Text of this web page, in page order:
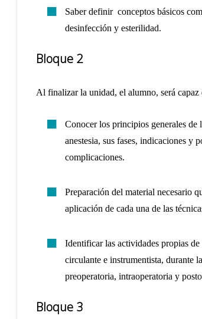
Saber definir conceptos básicos
desinfección y esterilidad.
Bloque 2
Al finalizar la unidad, el alumno, será capaz
Conocer los principios generales de
anestesia, sus fases, indicaciones y
complicaciones.
Preparación del material necesario
aplicación de cada una de las
Identificar las actividades propias de
circulante e instrumentista, durante
preoperatoria, intraoperatoria y
Bloque 3